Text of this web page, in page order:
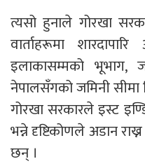
त्यसो हुनाले गोरखा
वार्ताहरूमा
इलाकासम्मको भूभाग,
नेपालसँगको जमिनी सीमा
गोरखा सरकारले इस्ट
भन्ने दृष्टिकोणले अडान
छन् ।